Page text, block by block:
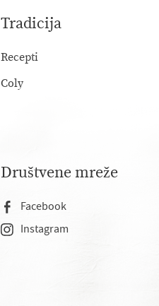
Tradicija
Recepti
Coly
Društvene mreže
Facebook
Instagram